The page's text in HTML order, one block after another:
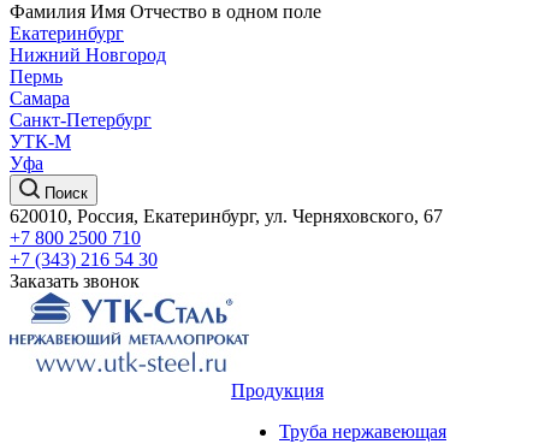
Фамилия Имя Отчество в одном поле
Екатеринбург
Нижний Новгород
Пермь
Самара
Санкт-Петербург
УТК-М
Уфа
Поиск
620010, Россия, Екатеринбург, ул. Черняховского, 67
+7 800 2500 710
+7 (343) 216 54 30
Заказать звонок
Продукция
Труба нержавеющая